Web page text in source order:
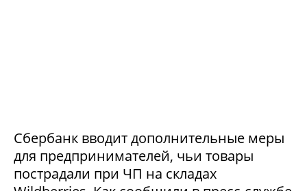
Сбербанк вводит дополнительные меры
для предпринимателей, чьи товары
пострадали при ЧП на складах